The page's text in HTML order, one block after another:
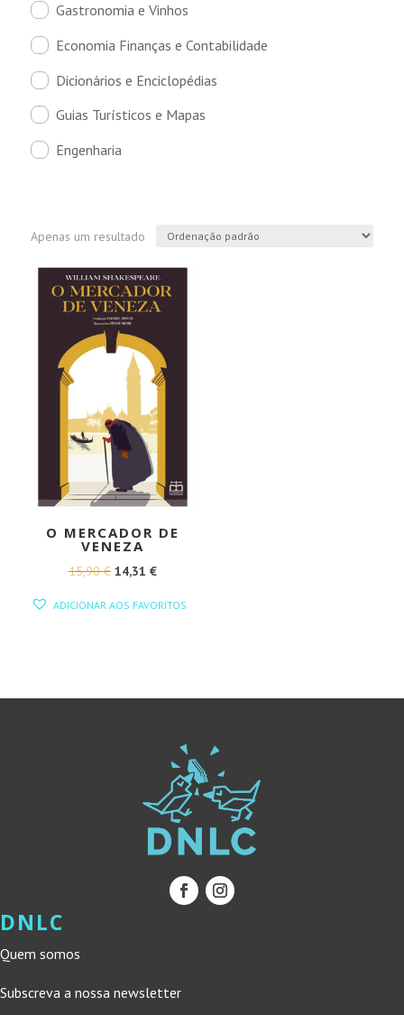
Gastronomia e Vinhos
Economia Finanças e Contabilidade
Dicionários e Enciclopédias
Guias Turísticos e Mapas
Engenharia
Apenas um resultado
O MERCADOR DE
VENEZA
15,90€ O
14,31 €O
ADICIONAR AOS FAVORITOS
DNLC
Quem somos
Subscreva a nossa newsletter